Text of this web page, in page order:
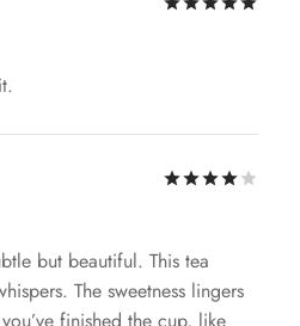
but beautiful. This tea
The sweetness lingers